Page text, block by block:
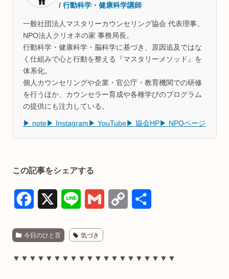
/ 行動科学・健康科学講師
一般社団法人マスタリーカウンセリング協会 代表理事。
NPO法人クリオネの家 事務局長。
行動科学・健康科学・脳科学に基づき、原因追及ではな
く仕組みで心と行動を整える『マスタリーメソッド』を
体系化。
個人カウンセリングや企業・官公庁・教育機関での研修
を行うほか、カウンセラー育成や各種学びのプログラム
の提供にも注力している。
▶ note ▶ Instagram ▶ YouTube ▶ 協会HP ▶ NPOページ
この記事をシェアする
c
e
n
e i y
今日のひと言 気づき
▼▼▼▼▼▼▼▼▼▼▼▼▼▼▼▼▼▼▼▼